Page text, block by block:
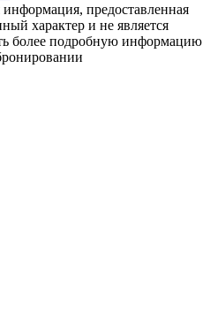
предоставленная
характер и не является
более подробную информацию